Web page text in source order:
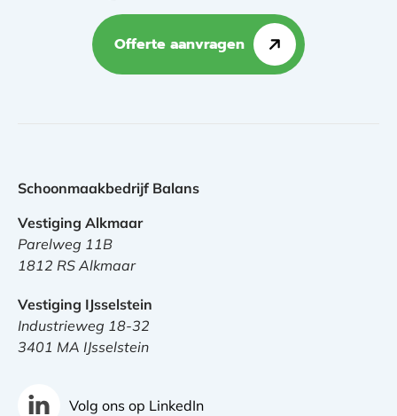
Offerte aanvragen
Schoonmaakbedrijf Balans
Vestiging Alkmaar
Parelweg 11B
1812 RS Alkmaar
Vestiging IJsselstein
Industrieweg 18-32
3401 MA IJsselstein
Volg ons op LinkedIn